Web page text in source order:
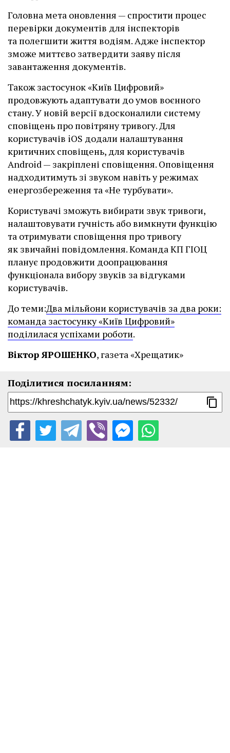
Головна мета оновлення — спростити процес
перевірки документів для інспекторів
та полегшити життя водіям. Адже інспектор
зможе миттєво затвердити заяву після
завантаження документів.
Також застосунок «Київ Цифровий»
продовжують адаптувати до умов воєнного
стану. У новій версії вдосконалили систему
сповіщень про повітряну тривогу. Для
користувачів iOS додали налаштування
критичних сповіщень, для користувачів
Android — закріплені сповіщення. Оповіщення
надходитимуть зі звуком навіть у режимах
енергозбереження та «Не турбувати».
Користувачі зможуть вибирати звук тривоги,
налаштовувати гучність або вимкнути функцію
та отримувати сповіщення про тривогу
як звичайні повідомлення. Команда КП ГІОЦ
планує продовжити доопрацювання
функціонала вибору звуків за відгуками
користувачів.
До теми:Два мільйони користувачів за два роки:
команда застосунку «Київ Цифровий»
поділилася успіхами роботи.
Віктор ЯРОШЕНКО, газета «Хрещатик»